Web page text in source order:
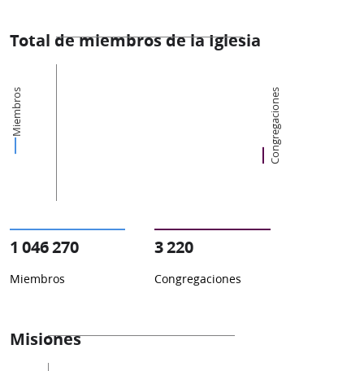
Total de miembros de la Iglesia
Miembros Congregaciones
1 046 270
Miembros
3 220
Congregaciones
Misiones